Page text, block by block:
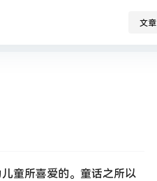
文章
童所喜爱的。童话之所以